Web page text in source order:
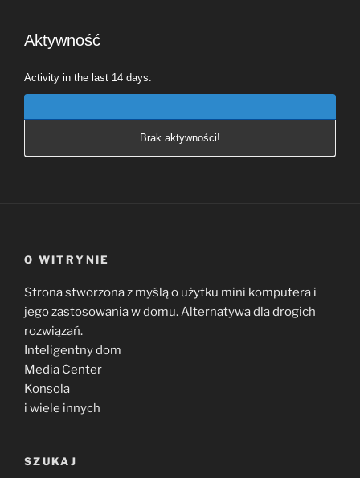
Aktywność
Activity in the last 14 days.
Brak aktywności!
O WITRYNIE
Strona stworzona z myślą o użytku mini komputera i
jego zastosowania w domu. Alternatywa dla drogich
rozwiązań.
Inteligentny dom
Media Center
Konsola
i wiele innych
SZUKAJ